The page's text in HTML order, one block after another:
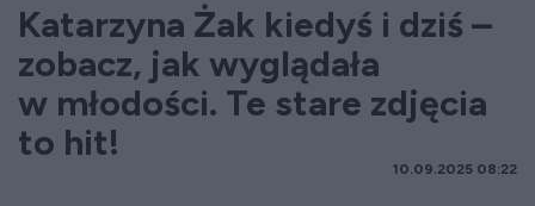
Katarzyna Żak kiedyś i dziś –
zobacz, jak wyglądała
w młodości. Te stare zdjęcia
to hit!
10.09.2025 08:22